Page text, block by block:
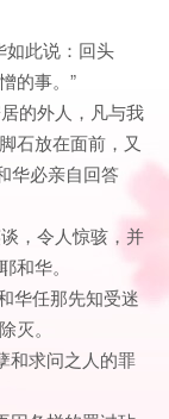
如此说：回头
的事。”
的外人，凡与我
石放在面前，又
华必亲自回答
，令人惊骇，并
和华。
华任那先知受迷
灭。
和求问之人的罪